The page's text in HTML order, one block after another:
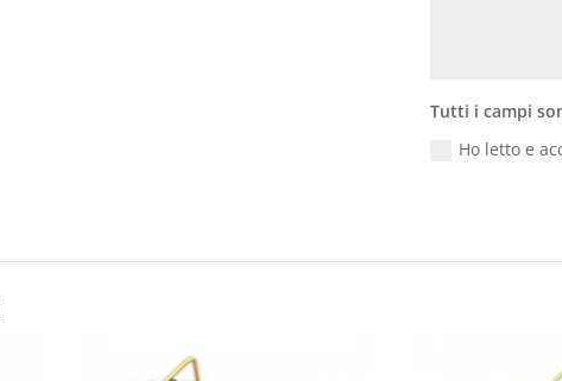
Tutti i campi
Ho letto e